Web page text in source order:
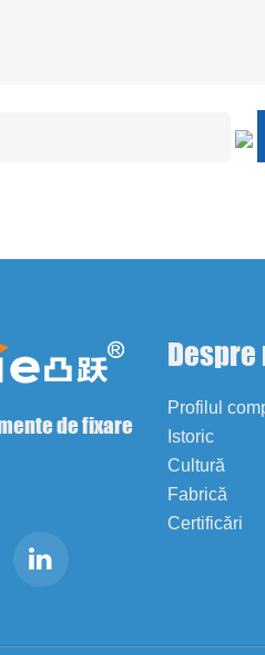
de fixare
Despre
Profilul
Istoric
Cultură
Fabrică
Certificări